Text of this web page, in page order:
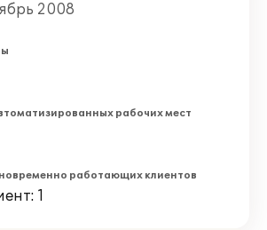
2008
рабочих мест
работающих клиентов
1